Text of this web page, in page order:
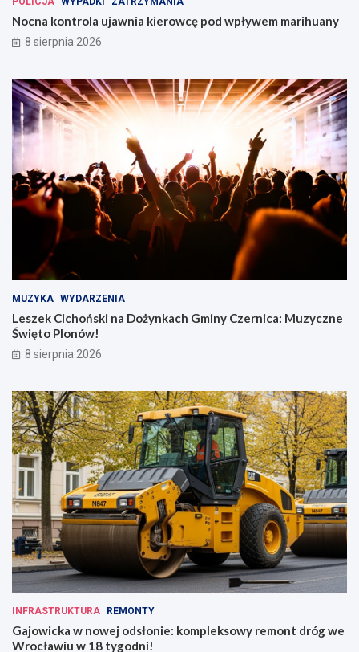
Nocna kontrola ujawnia kierowcę pod wpływem marihuany
8 sierpnia 2026
MUZYKA WYDARZENIA
Leszek Cichoński na Dożynkach Gminy Czernica: Muzyczne
Święto Plonów!
8 sierpnia 2026
INFRASTRUKTURA REMONTY
Gajowicka w nowej odsłonie: kompleksowy remont dróg we
Wrocławiu w 18 tygodni!